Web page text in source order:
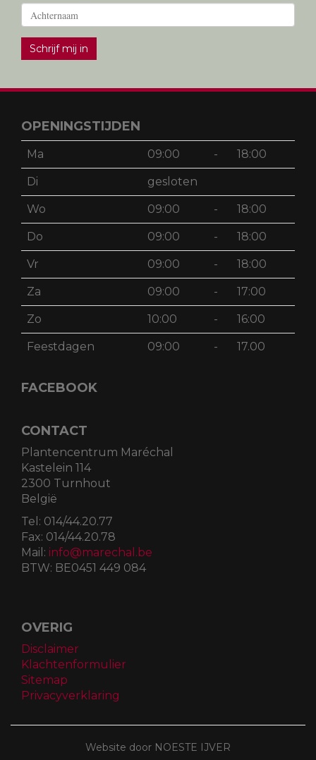
Schrijf mij in
OPENINGSTIJDEN
Ma 09:00 - 18:00
Di gesloten
Wo 09:00 - 18:00
Do 09:00 - 18:00
Vr 09:00 - 18:00
Za 09:00 - 17:00
Zo 10:00 - 16:00
Feestdagen 09:00 - 17.00
FACEBOOK
CONTACT
Plantencentrum Maréchal
Kastelein 114
2300 Turnhout
België
Tel: 014/44.20.77
Fax: 014/44.20.78
Mail: info@marechal.be
BTW: BE0451 449 084
OVERIG
Disclaimer
Klachtenformulier
Sitemap
Privacyverklaring
Website door NOESTE IJVER